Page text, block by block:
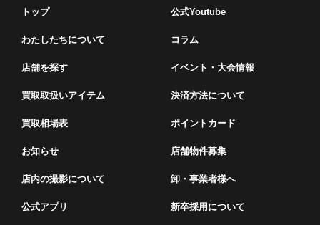
トップ
わたしたちについて
店舗を探す
買取取扱いアイテム
買取相場表
お知らせ
店内の撮影について
公式アプリ
公式Youtube
コラム
イベント・⼤会情報
決済方法について
ポイントカード
店舗物件募集
卸・事業者様へ
新卒採用について